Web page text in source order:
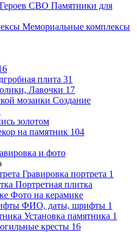
Памятники для
Мемориальные комплексы
плита 31
Лавочки 17
Создание
золотом
на памятник 104
и фото
Гравировка портрета 1
Портретная плитка
Фото на керамике
ФИО, даты, шрифты 1
Установка памятника 1
кресты 16